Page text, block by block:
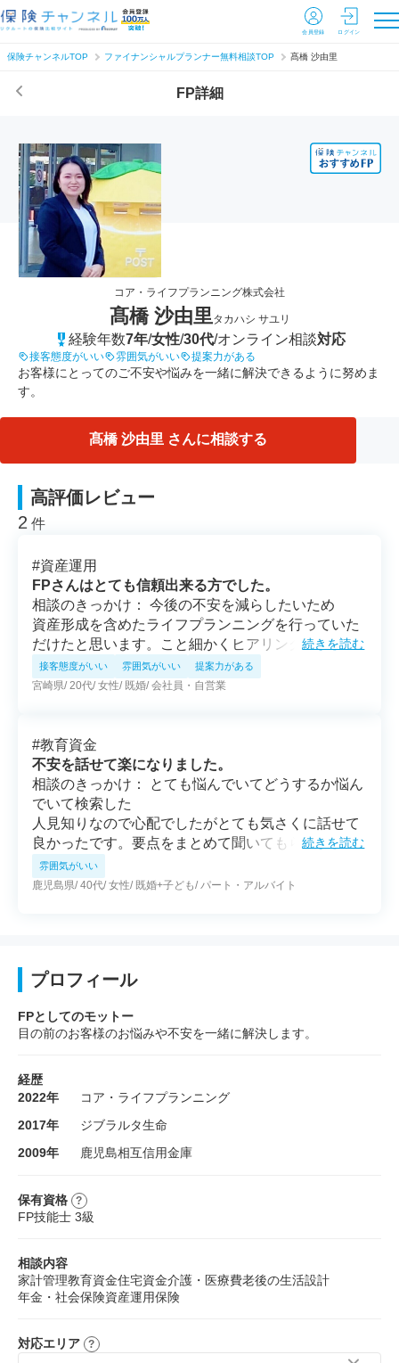
会員登録 ログイン
保険チャンネルTOP ファイナンシャルプランナー無料相談TOP 髙橋 沙由里
FP詳細
コア・ライフプランニング株式会社
髙橋 沙由里 タカハシ サユリ
経験年数7年/女性/30代/オンライン相談対応
接客態度がいい 雰囲気がいい 提案力がある
お客様にとってのご不安や悩みを一緒に解決できるように努めま
す。
髙橋 沙由里 さんに相談する
高評価レビュー
2 件
#資産運用
FPさんはとても信頼出来る方でした。
相談のきっかけ： 今後の不安を減らしたいため
資産形成を含めたライフプランニングを行っていた
だけたと思います。こと細かくヒアリングして頂
き、本当に私の生活に沿ったプランを提案していた
だけるのだなと安心しました。とても信頼できま
続きを読む
接客態度がいい 雰囲気がいい 提案力がある
宮崎県 20代 女性 既婚 会社員・自営業
#教育資金
不安を話せて楽になりました。
相談のきっかけ： とても悩んでいてどうするか悩ん
でいて検索した
人見知りなので心配でしたがとても気さくに話せて
良かったです。要点をまとめて聞いてもらえてこの
担当の方を選んで良かったです。
続きを読む
雰囲気がいい
鹿児島県 40代 女性 既婚+子ども パート・アルバイト
プロフィール
FPとしてのモットー
目の前のお客様のお悩みや不安を一緒に解決します。
経歴
2022年
コア・ライフプランニング
2017年
ジブラルタ生命
2009年
鹿児島相互信用金庫
保有資格
FP技能士 3級
相談内容
家計管理教育資金住宅資金介護・医療費老後の生活設計
年金・社会保険資産運用保険
対応エリア